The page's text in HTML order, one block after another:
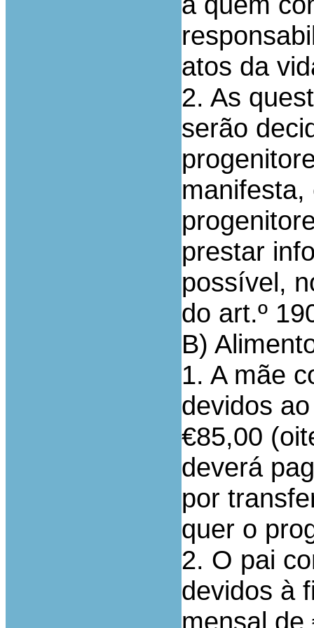
atos da
2. As
serão
prestar
possível,
do art.º
B)
1. A mãe
devidos
€85,00
deverá
por
quer o
2. O pai
devidos à
mensal